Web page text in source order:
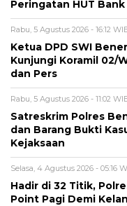
Peringatan HUT
Rabu, 5 Agustus 2026 - 16:12
Ketua DPD SWI
Kunjungi Koramil 02/
dan Pers
Rabu, 5 Agustus 2026 - 11:02
Satreskrim Polres
dan Barang Bukti
Kejaksaan
Selasa, 4 Agustus 2026 - 05:16
Hadir di 32 Titik,
Point Pagi Demi